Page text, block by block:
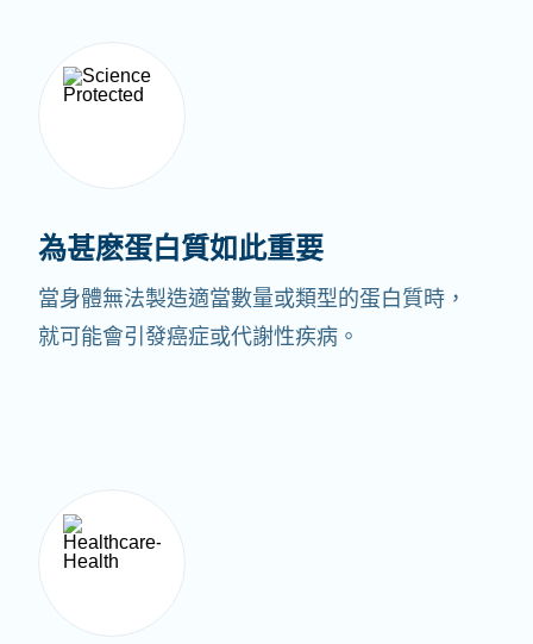
為甚麽蛋白質如此重要
當身體無法製造適當數量或類型的蛋白質時，
就可能會引發癌症或代謝性疾病。